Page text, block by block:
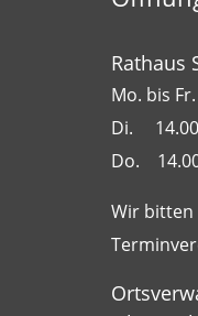
Rathaus
Mo. bis
Di. 14.00
Do.
Wir bitten